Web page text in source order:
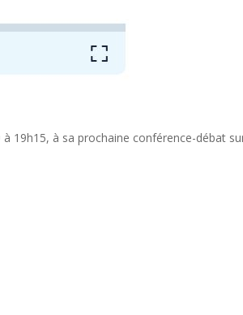
19h15, à sa prochaine conférence-débat